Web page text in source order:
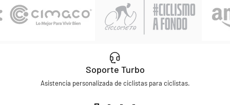
Soporte Turbo
Asistencia personalizada de ciclistas para ciclistas.